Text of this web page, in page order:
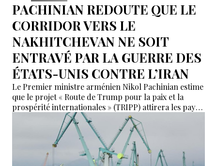
PACHINIAN REDOUTE QUE LE
CORRIDOR VERS LE
NAKHITCHEVAN NE SOIT
ENTRAVÉ PAR LA GUERRE DES
ÉTATS-UNIS CONTRE L’IRAN
Le Premier ministre arménien Nikol Pachinian estime
que le projet « Route de Trump pour la paix et la
prospérité internationales » (TRIPP) attirera les pays
de la région, mais il a également déclaré que
l’instabilité régionale pourrait entraver sa mise en